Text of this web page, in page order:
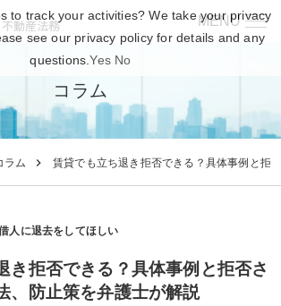
MENU
不動産法務
コラム
ラム 賃貸でも立ち退き拒否できる？具体事例と拒
人に退去をしてほしい
き拒否できる？具体事例と拒否さ
、防止策を弁護士が解説
to track your activities? We take your privacy
see our privacy policy for details and any
questions.Yes No